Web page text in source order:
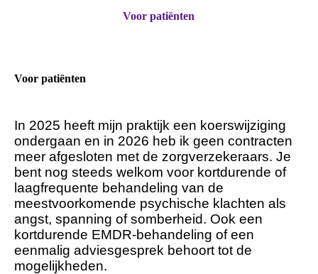
Voor patiënten
Voor patiënten
In 2025 heeft mijn praktijk een koerswijziging
ondergaan en in 2026 heb ik geen contracten
meer afgesloten met de zorgverzekeraars. Je
bent nog steeds welkom voor kortdurende of
laagfrequente behandeling van de
meestvoorkomende psychische klachten als
angst, spanning of somberheid. Ook een
kortdurende EMDR-behandeling of een
eenmalig adviesgesprek behoort tot de
mogelijkheden.